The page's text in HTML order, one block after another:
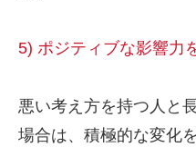
5) ポジティブな影響力
悪い考え方を持つ人と
場合は、積極的な変化